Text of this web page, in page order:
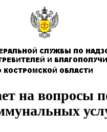
на вопросы